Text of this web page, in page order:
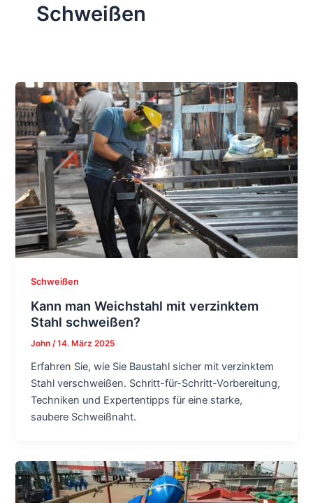
Schweißen
Schweißen
Kann man Weichstahl mit verzinktem
Stahl schweißen?
John/14. März 2025
Erfahren Sie, wie Sie Baustahl sicher mit verzinktem
Stahl verschweißen. Schritt-für-Schritt-Vorbereitung,
Techniken und Expertentipps für eine starke,
saubere Schweißnaht.